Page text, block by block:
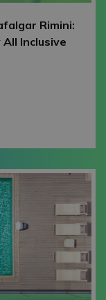
Rimini:
Inclusive